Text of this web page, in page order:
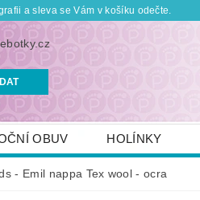
a sleva se Vám v košíku odečte.
OBUV HOLÍNKY
KONTAKT
- Emil nappa Tex wool - ocra